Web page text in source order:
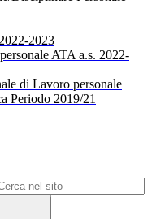
2023
ATA a.s. 2022-
di Lavoro personale
Periodo 2019/21